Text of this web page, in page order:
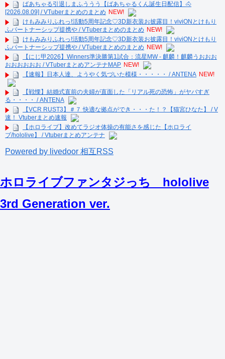
ばあちゃる引退しまふううう【ばあちゃるくん誕生日配信】🐴
[2026.08.09] / VTuberまとめのまとめ NEW!
けもみみりふれっ!活動5周年記念♡3D新衣装お披露目！viviONとけもり
ふパートナーシップ提携や / VTuberまとめのまとめ NEW!
けもみみりふれっ!活動5周年記念♡3D新衣装お披露目！viviONとけもり
ふパートナーシップ提携や / VTuberまとめのまとめ NEW!
【にじ甲2026】Winners準決勝第1試合：流星MW - 麒麟！麒麟うおおお
おおおおおお / VTuberまとめアンテナMAP NEW!
【速報】日本人達、ようやく気づいた模様・・・・・ / ANTENA NEW!
【戦慄】結婚式直前の夫婦が直面した「リアル死の恐怖」がヤバすぎ
る・・・・ / ANTENA
【VCR RUST3】＃７ 快適な拠点ができ・・・た！？【猫宮ひなた】 / V
速！ Vtuberまとめ速報
【ホロライブ】改めてラジオ体操の有能さを感じた【ホロライ
ブ/hololive】 / Vtuberまとめアンテナ
Powered by livedoor 相互RSS
ホロライブファンタジっち hololive
3rd Generation ver.